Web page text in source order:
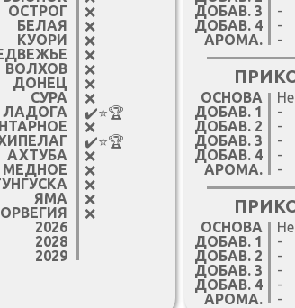
ДОБАВ. 3
ДОБАВ. 4
АРОМА.
ОСНОВА
ДОБАВ. 1
ДОБАВ. 2
ДОБАВ. 3
ДОБАВ. 4
АРОМА.
ОСНОВА
ДОБАВ. 1
ДОБАВ. 2
ДОБАВ. 3
ДОБАВ. 4
АРОМА.
-
-
-
-
-
-
-
-
-
-
-
-
-
❌
❌
❌
❌
❌
❌
❌
✔️⭐️🏆
❌
✔️⭐️🏆
❌
❌
❌
❌
❌
ОСТРОГ
БЕЛАЯ
КУОРИ
ВОЛХОВ
ДОНЕЦ
СУРА
ЛАДОГА
АХТУБА
МЕДНОЕ
ЯМА
2026
2028
2029